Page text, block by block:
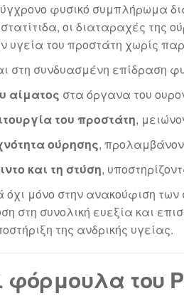
φυσικό συμπλήρωμα
οι διαταραχές της
υγεία του προστάτη χωρίς
στη συνδυασμένη επίδραση
αίματος στα όργανα του
του προστάτη,
ούρησης,
και τη στύση,
όχι μόνο στην ανακούφιση
στη συνολική ευεξία και
της ανδρικής υγείας.
φόρμουλα του